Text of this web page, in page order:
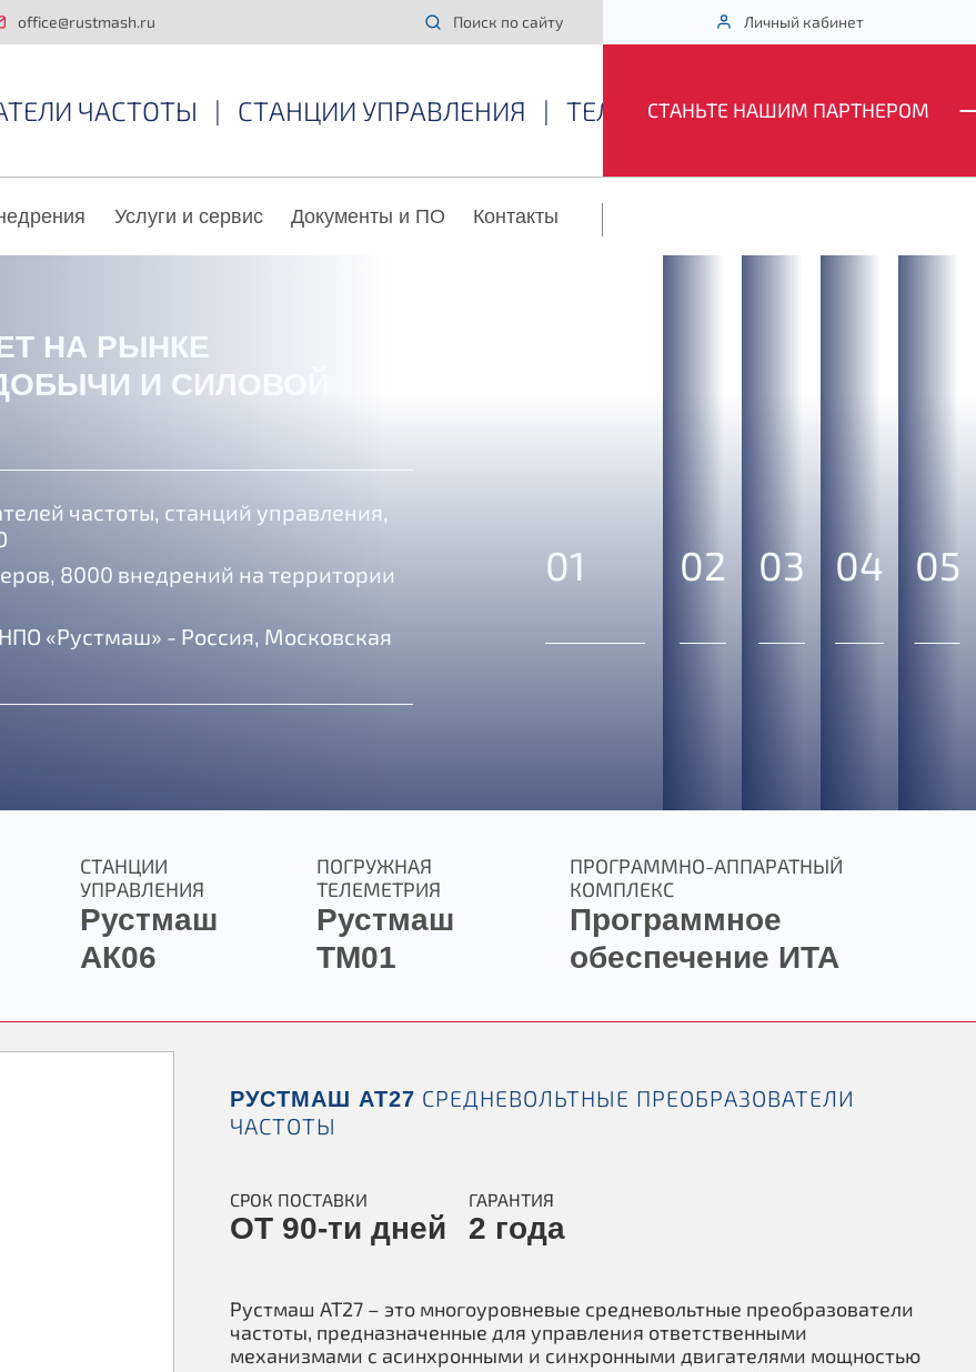
office@rustmash.ru Поиск по сайту Личный кабинет
ЧАСТОТЫ | СТАНЦИИ УПРАВЛЕНИЯ | ТЕЛЕМЕТРИЯCТАНЬТЕ НАШИМ ПАРТНЕРОМ
Услуги и сервис Документы и ПО Контакты
НА РЫНКЕ
И СИЛОВОЙ
частоты, станций управления,
8000 внедрений на территории
«Рустмаш» - Россия, Московская
01 02 03 04 05
СТАНЦИИ
УПРАВЛЕНИЯ
Рустмаш
АК06
ПОГРУЖНАЯ
ТЕЛЕМЕТРИЯ
Рустмаш
ТМ01
ПРОГРАММНО-АППАРАТНЫЙ
КОМПЛЕКС
Программное
обеспечение ИТА
РУСТМАШ АТ27 СРЕДНЕВОЛЬТНЫЕ ПРЕОБРАЗОВАТЕЛИ
ЧАСТОТЫ
СРОК ПОСТАВКИ
ОТ 90-ти дней
ГАРАНТИЯ
2 года
Рустмаш АТ27 – это многоуровневые средневольтные преобразователи
частоты, предназначенные для управления ответственными
механизмами с асинхронными и синхронными двигателями мощностью